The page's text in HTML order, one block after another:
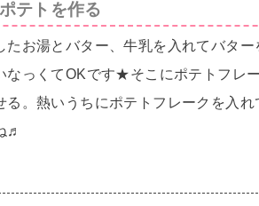
テトを作る
たお湯とバター、牛乳を入れてバター
なっくてOKです★そこにポテトフレ
る。熱いうちにポテトフレークを入れ
♬